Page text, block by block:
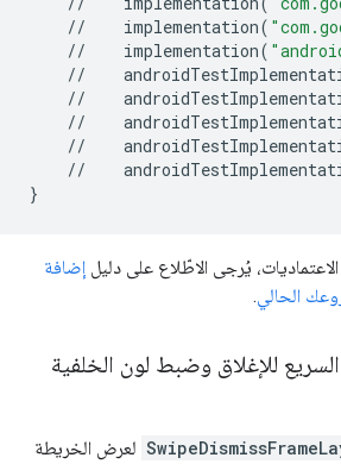
//
implementation(
//
implementation(
//
//
//
//
//
}
يُرجى الاطّلاع على دليل إضافة
.
السريع للإغلاق وضبط لون الخلفية
لعرض الخريطة